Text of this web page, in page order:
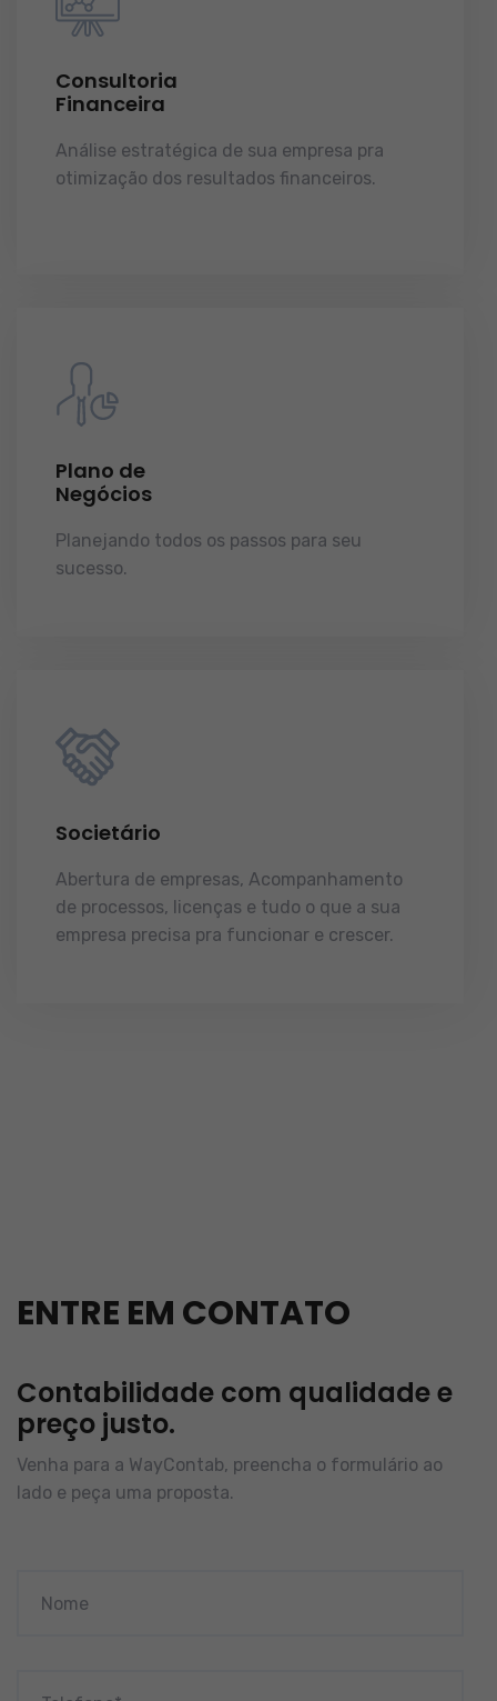
Consultoria
Financeira
Análise estratégica de sua empresa pra
otimização dos resultados financeiros.
Plano de
Negócios
Planejando todos os passos para seu
sucesso.
Societário
Abertura de empresas, Acompanhamento
de processos, licenças e tudo o que a sua
empresa precisa pra funcionar e crescer.
ENTRE EM CONTATO
Contabilidade com qualidade e
preço justo.
Venha para a WayContab, preencha o formulário ao
lado e peça uma proposta.